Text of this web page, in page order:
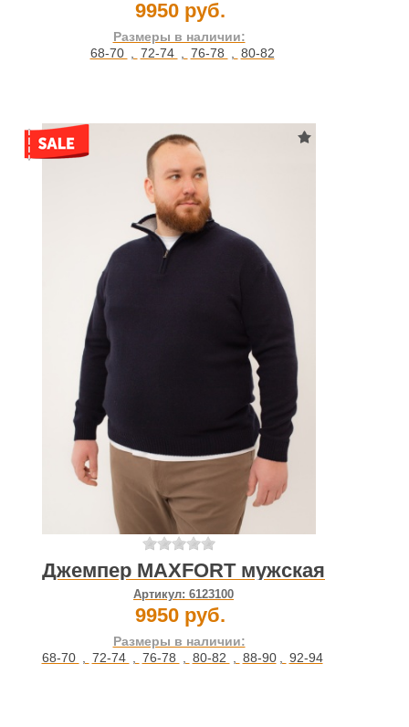
9950 руб.
Размеры в наличии:
68-70 , 72-74 , 76-78 , 80-82
Джемпер MAXFORT мужская
Артикул: 6123100
9950 руб.
Размеры в наличии:
68-70 , 72-74 , 76-78 , 80-82 , 88-90 , 92-94